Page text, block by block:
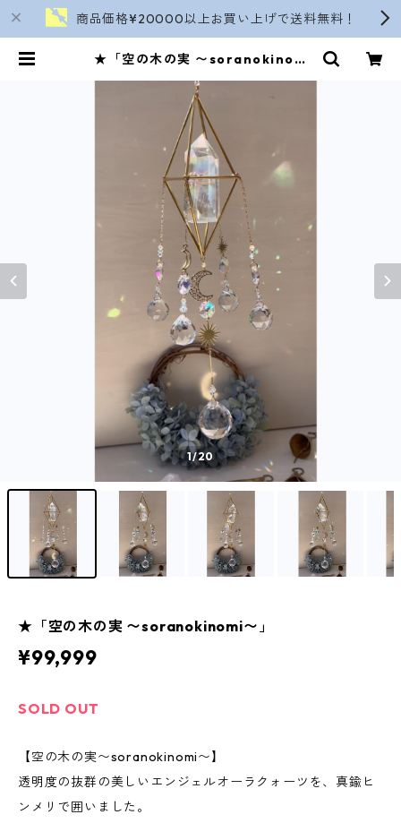
商品価格¥20000以上お買い上げで送料無料！
★「空の木の実 〜soranokinom
1/20
★「空の木の実 〜soranokinomi〜」
¥99,999
SOLD OUT
【空の木の実〜soranokinomi〜】
透明度の抜群の美しいエンジェルオーラクォーツを、真鍮ヒ
ンメリで囲いました。